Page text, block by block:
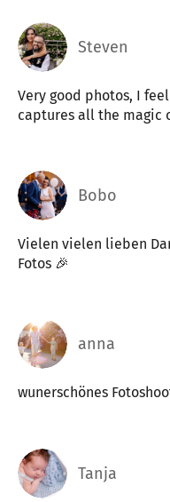
Steven
Very good photos, I
captures all the magic
Bobo
Vielen vielen lieben
Fotos 🎉
anna
wunerschönes
Tanja